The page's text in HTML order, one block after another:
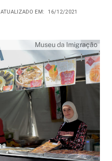
ATUALIZADO EM:
16/12/2021
Museu da Imigração